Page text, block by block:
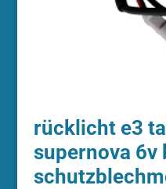
rücklicht e3
supernova 6v